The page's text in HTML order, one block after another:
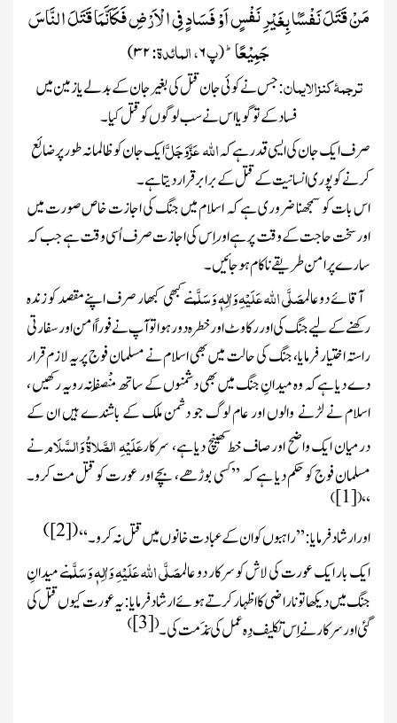
مَنْ قَتَلَ نَفْسًۢا بِغَیْرِ نَفْسٍ اَوْ فَسَادٍ فِی الْاَرْضِ فَكَاَنَّمَا قَتَلَ النَّاسَ
جَمِیْعًاؕ-(پ۶، المائدۃ:۳۲)
ترجمۂ کنزالایمان: جس نے کوئی جان قتل کی بغیر جان کے بدلے یا زمین میں
فساد کے تو گویا اس نے سب لوگوں کو قتل کیا۔
صرف ایک جان کی ایسی قدر ہے کہاللّٰہعَزَّوَجَلَّایک جان کو ظالمانہ طور پر ضائع
کرنے کو پوری انسانیت کے قتل کے برابر قرار دیتا ہے۔
اس بات کو سمجھنا ضروری ہے کہ اسلام میں جنگ کی اجازت خاص صورت میں
اور سخت حاجت کے وقت پرہے اور اِس کی اجازت صرف اُسی وقت ہے جب کہ
سارے پر امن طریقے ناکام ہوجائیں ۔
آقائے دوعالمصَلَّی اللّٰہ عَلَیْہِ وَاٰلِہٖ وَسَلَّمنے کبھی کبھار صرف اپنے مقصد کو زندہ
رکھنے کے لیے جنگ کی اور رکاوٹ اور خطرہ دور ہوا تو آپ نے فوراً امن اور سفارتی
راستہ اختیار فرمایا، جنگ کی حالت میں بھی اسلام نے مسلمان فوج پر یہ لازم قرار
دے دیا ہے کہ وہ میدانِ جنگ میں بھی دشمنوں کے ساتھ مُنْصِفانہ رویہ رکھیں ،
اسلام نے لڑنے والوں اور عام لوگ جو دشمن ملک کے باشندے ہیں ان کے
درمیان ایک واضح اور صاف خط کھینچ دیا ہے، سرکارعَلَیْہِ الصَّلاۃُ وَالسَّلَامنے
مسلمان فوج کو حکم دیا ہے کہ ’’ کسی بوڑھے، بچے اور عورت کو قتل مت کرو۔
‘‘
(
[1]
)
اور ارشاد فرمایا: ’’ راہبوں کو ان کے عبادت خانوں میں قتل نہ کرو۔ ‘‘(
[2]
)
ایک بار ایک عورت کی لاش کو سرکار دو عالمصَلَّی اللّٰہ عَلَیْہِ وَاٰلِہٖ وَسَلَّمنے میدانِ
جنگ میں دیکھا تو ناراضی کا اظہار کرتے ہوئے ارشاد فرمایا: یہ عورت کیوں قتل کی
گئی اور سرکار نے اِس تکلیف دِہ عمل کی مَذَمت کی۔(
[3]
)